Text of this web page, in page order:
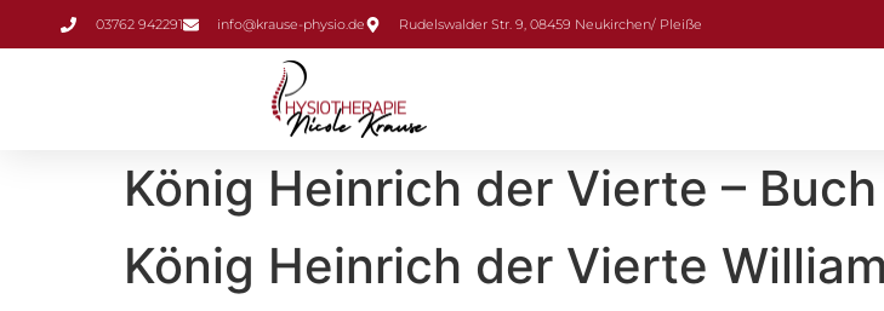
springen
03762 942291 info@krause-physio.de Rudelswalder Str. 9, 08459 Neukirchen/ Pleiße
König Heinrich der Vierte – Buch
König Heinrich der Vierte